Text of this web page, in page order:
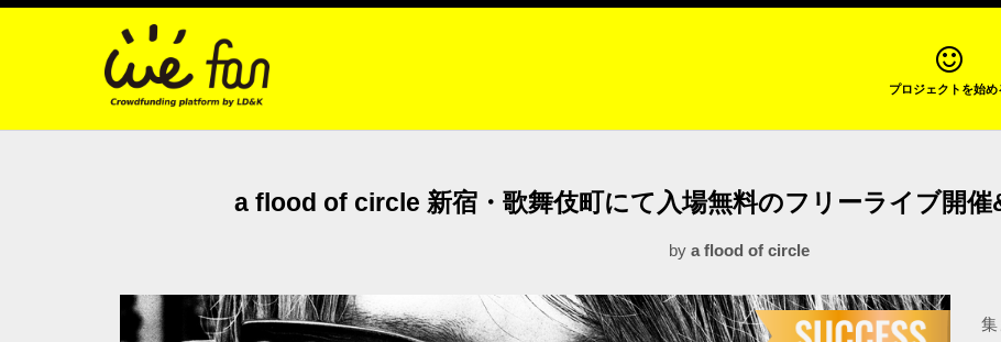
プロジェクトを始め
a flood of circle 新宿・歌舞伎町にて入場無料のフリーライブ開催
by a flood of circle
集